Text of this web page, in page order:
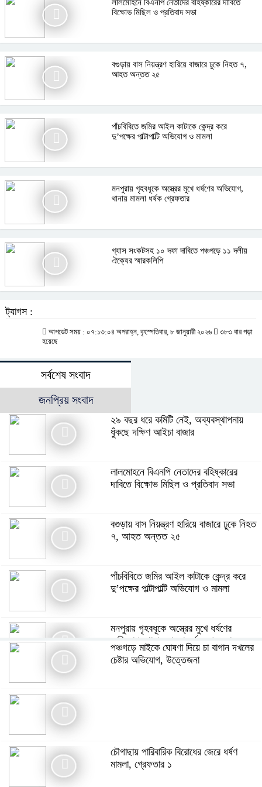
লালমোহনে বিএনপি নেতাদের বহিষ্কারের দাবিতে
বিক্ষোভ মিছিল ও প্রতিবাদ সভা
বগুড়ায় বাস নিয়ন্ত্রণ হারিয়ে বাজারে ঢুকে নিহত ৭,
আহত অন্তত ২৫
পাঁচবিবিতে জমির আইল কাটাকে কেন্দ্র করে
দু’পক্ষের পাল্টাপাল্টি অভিযোগ ও মামলা
মনপুরায় গৃহবধূকে অস্ত্রের মুখে ধর্ষণের অভিযোগ,
থানায় মামলা ধর্ষক গ্রেফতার
গ্যাস সংকটসহ ১০ দফা দাবিতে পঞ্চগড়ে ১১ দলীয়
ঐক্যের স্মারকলিপি
ট্যাগস :
আপডেট সময় : ০৭:১৩:০৪ অপরাহ্ন, বৃহস্পতিবার, ৮ জানুয়ারী ২০২৬
৩৮৩ বার পড়া
হয়েছে
সর্বশেষ সংবাদ
জনপ্রিয় সংবাদ
২৯ বছর ধরে কমিটি নেই, অব্যবস্থাপনায়
ধুঁকছে দক্ষিণ আইচা বাজার
লালমোহনে বিএনপি নেতাদের বহিষ্কারের
দাবিতে বিক্ষোভ মিছিল ও প্রতিবাদ সভা
বগুড়ায় বাস নিয়ন্ত্রণ হারিয়ে বাজারে ঢুকে নিহত
৭, আহত অন্তত ২৫
পাঁচবিবিতে জমির আইল কাটাকে কেন্দ্র করে
দু’পক্ষের পাল্টাপাল্টি অভিযোগ ও মামলা
মনপুরায় গৃহবধূকে অস্ত্রের মুখে ধর্ষণের
অভিযোগ, থানায় মামলা ধর্ষক গ্রেফতার
বর্ষে পদার্পণ উদযাপন
পঞ্চগড়ে মাইকে ঘোষণা দিয়ে চা বাগান দখলের
চেষ্টার অভিযোগ, উত্তেজনা
চৌগাছায় পারিবারিক বিরোধের জেরে ধর্ষণ
মামলা, গ্রেফতার ১